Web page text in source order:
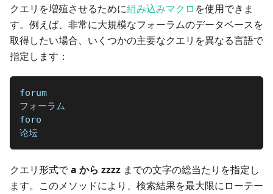
クエリを増殖させるために組み込みマクロ を使用できま
す。例えば、非常に大規模なフォーラムのデータベースを
取得したい場合、いくつかの主要なクエリを異なる言語で
指定します：
forum
フォーラム
foro
论坛
クエリ形式でa から zzzz までの文字の総当たりを指定し
ます。このメソッドにより、検索結果を最大限にローテー